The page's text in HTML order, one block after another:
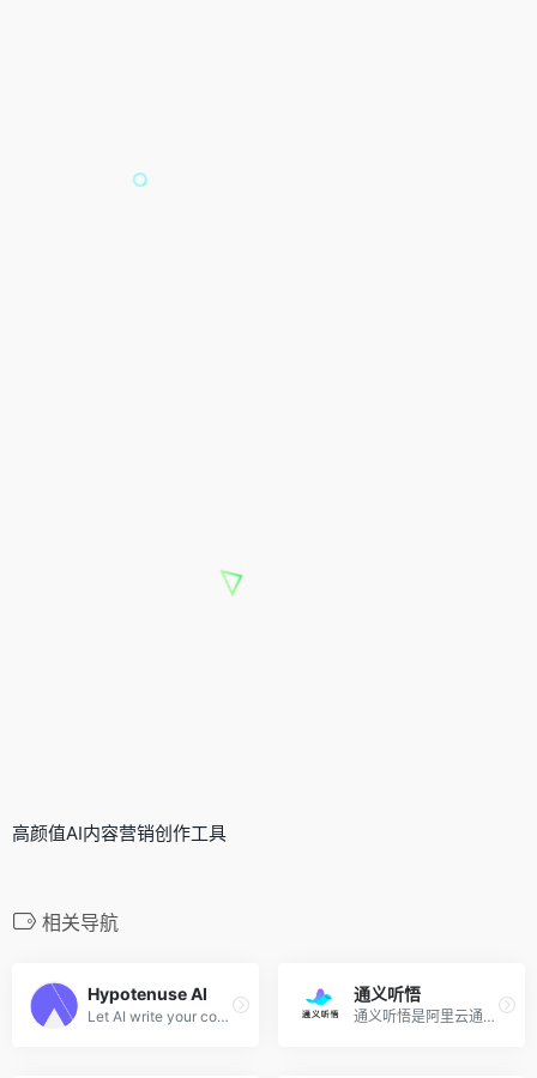
高颜值AI内容营销创作工具
相关导航
Hypotenuse AI
Let AI write your content in seconds.Without writer’s block.
通义听悟
通义听悟是阿里云通义家族新成员，是一款聚焦于音视频内容的工作学习AI助手。内置了通义千问大模型的理解与摘要能力，结合阿里云在音频AI领域深厚的积累，可帮助用户高效地完成对...